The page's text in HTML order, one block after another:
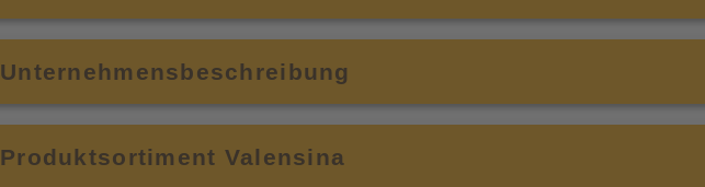
Unternehmensbeschreibung
Produktsortiment Valensina